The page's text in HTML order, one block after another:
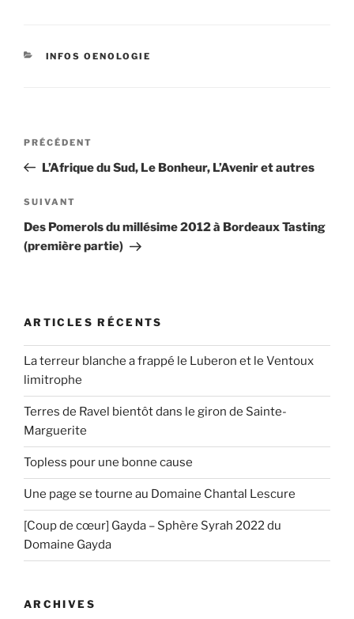
CATÉGORIES
INFOS OENOLOGIE
Navigation
l’article
Article
précédent
PRÉCÉDENT
L’Afrique du Sud, Le Bonheur, L’Avenir et autres
Article
suivant
SUIVANT
Des Pomerols du millésime 2012 à Bordeaux Tasting
(première partie)
ARTICLES RÉCENTS
La terreur blanche a frappé le Luberon et le Ventoux
limitrophe
Terres de Ravel bientôt dans le giron de Sainte-
Marguerite
Topless pour une bonne cause
Une page se tourne au Domaine Chantal Lescure
[Coup de cœur] Gayda – Sphère Syrah 2022 du
Domaine Gayda
ARCHIVES